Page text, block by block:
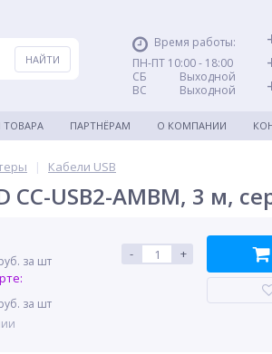
Время работы:
ПН-ПТ 10:00 - 18:00
СБ Выходной
ВС Выходной
ТОВАРА ПАРТНЁРАМ О КОМПАНИИ
| Кабели USB
CC-USB2-AMBM, 3 м,
за шт
за шт
- +